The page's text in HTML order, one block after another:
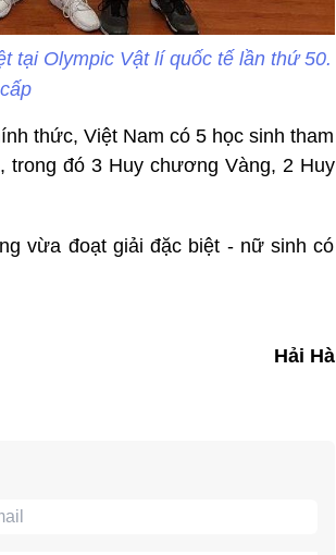
tại Olympic Vật lí quốc tế lần thứ 50.
thức, Việt Nam có 5 học sinh tham
trong đó 3 Huy chương Vàng, 2 Huy
vừa đoạt giải đặc biệt - nữ sinh có
Hải Hà